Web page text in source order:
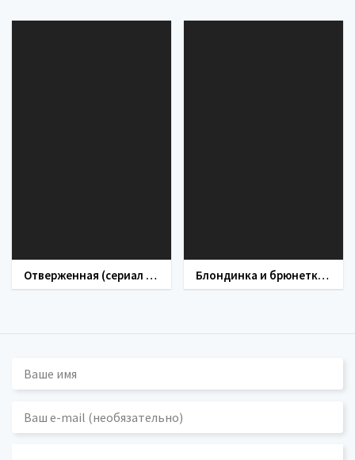
Отверженная (сериал 2023) Блондинка и брюнетка (сериал 2023)